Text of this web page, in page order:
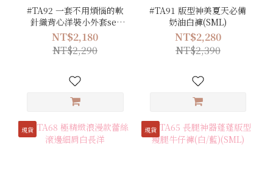
#TA92 一套不用煩惱的軟
針織背心洋裝小外套set
(藍/灰/粉/白)
NT$2,180
NT$2,290
#TA91 版型神美夏天必備
奶油白褲(SML)
NT$2,280
NT$2,390
現貨 現貨